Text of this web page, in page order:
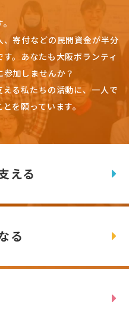
、寄付などの民間資金が半分
。 あなたも大阪ボランティ
加しませんか？
る私たちの活動に、一人で
を願っています。
える
る